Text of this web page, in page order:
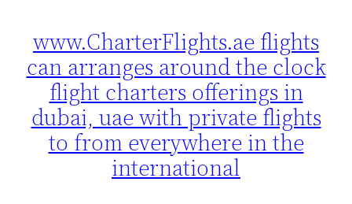
Skip
content
www.CharterFlights.ae flights
can arranges around the clock
flight charters offerings in
dubai, uae with private flights
to from everywhere in the
international